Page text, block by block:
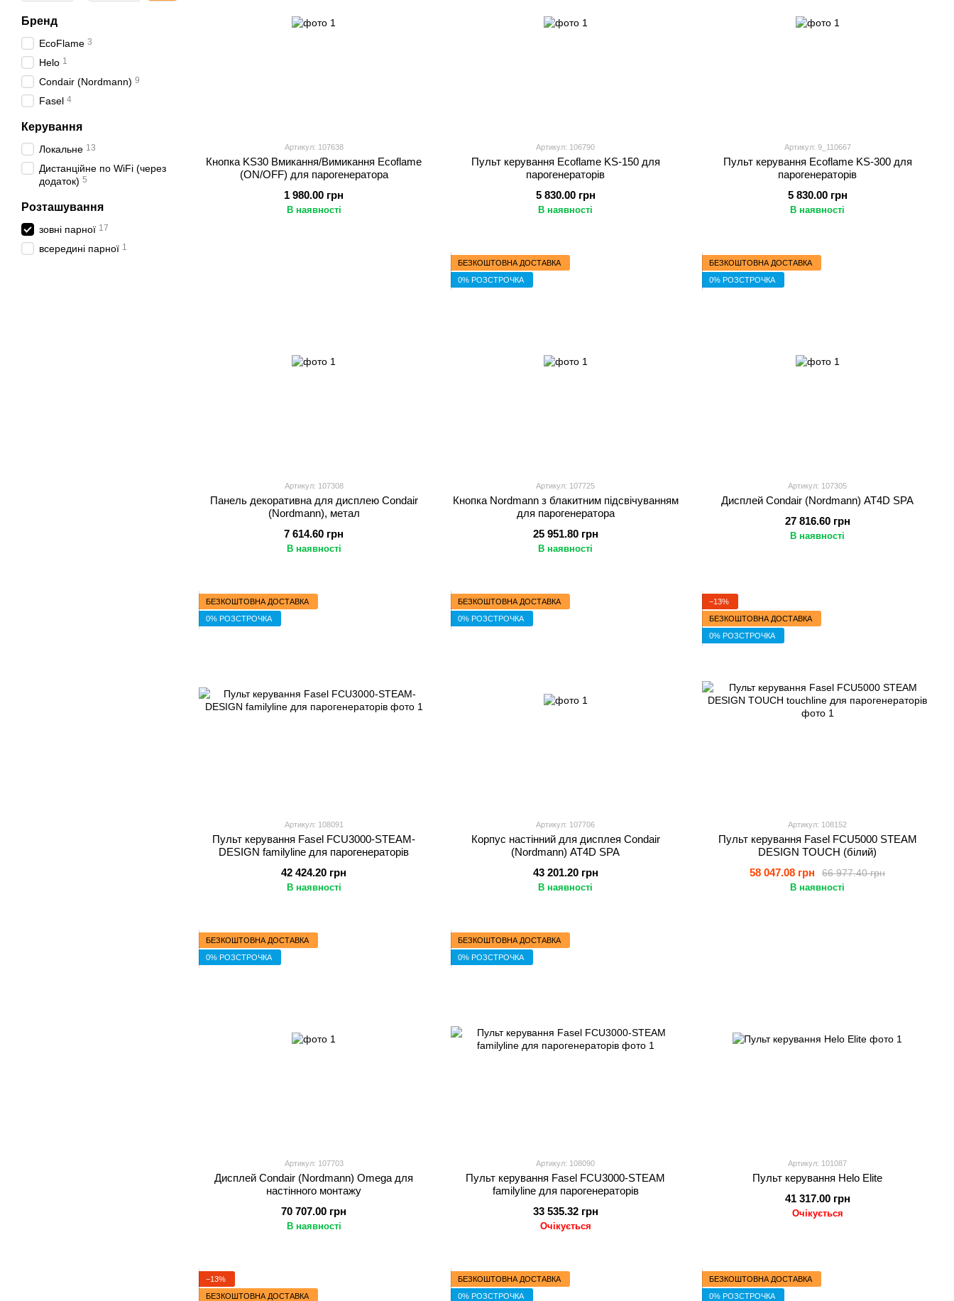
Артикул: 107638
Кнопка KS30 Вмикання/Вимикання Ecoflame
(ON/OFF) для парогенератора
1 980.00 грн
В наявності
Артикул: 106790
Пульт керування Ecoflame KS-150 для
парогенераторів
5 830.00 грн
В наявності
Артикул: 9_110667
Пульт керування Ecoflame KS-300 для
парогенераторів
5 830.00 грн
В наявності
Артикул: 107308
Панель декоративна для дисплею Condair
(Nordmann), метал
7 614.60 грн
В наявності
БЕЗКОШТОВНА ДОСТАВКА
0% РОЗСТРОЧКА
Артикул: 107725
Кнопка Nordmann з блакитним підсвічуванням
для парогенератора
25 951.80 грн
В наявності
БЕЗКОШТОВНА ДОСТАВКА
0% РОЗСТРОЧКА
Артикул: 107305
Дисплей Condair (Nordmann) AT4D SPA
27 816.60 грн
В наявності
БЕЗКОШТОВНА ДОСТАВКА
0% РОЗСТРОЧКА
Артикул: 108091
Пульт керування Fasel FCU3000-STEAM-
DESIGN familyline для парогенераторів
42 424.20 грн
В наявності
БЕЗКОШТОВНА ДОСТАВКА
0% РОЗСТРОЧКА
Артикул: 107706
Корпус настінний для дисплея Condair
(Nordmann) AT4D SPA
43 201.20 грн
В наявності
−13%
БЕЗКОШТОВНА ДОСТАВКА
0% РОЗСТРОЧКА
Артикул: 108152
Пульт керування Fasel FCU5000 STEAM
DESIGN TOUCH (білий)
66 977.40 грн
58 047.08 грн
В наявності
БЕЗКОШТОВНА ДОСТАВКА
0% РОЗСТРОЧКА
Артикул: 107703
Дисплей Condair (Nordmann) Omega для
настінного монтажу
70 707.00 грн
В наявності
БЕЗКОШТОВНА ДОСТАВКА
0% РОЗСТРОЧКА
Артикул: 108090
Пульт керування Fasel FCU3000-STEAM
familyline для парогенераторів
33 535.32 грн
Очікується
Артикул: 101087
Пульт керування Helo Elite
41 317.00 грн
Очікується
−13%
БЕЗКОШТОВНА ДОСТАВКА
БЕЗКОШТОВНА ДОСТАВКА
0% РОЗСТРОЧКА
БЕЗКОШТОВНА ДОСТАВКА
0% РОЗСТРОЧКА
Бренд
EcoFlame 3
Helo 1
Condair (Nordmann) 9
Fasel 4
Керування
Локальне 13
Дистанційне по WiFi (через
додаток) 5
Розташування
зовні парної 17
всередині парної 1